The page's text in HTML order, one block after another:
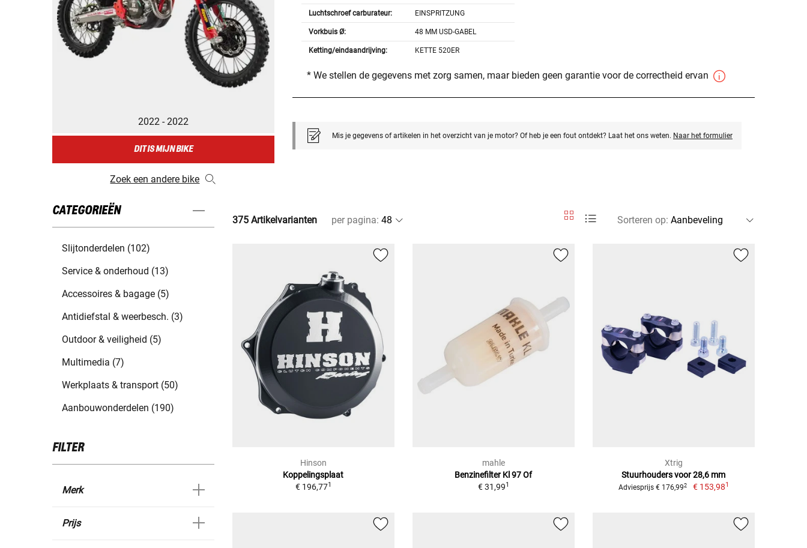
2022 - 2022
DIT IS MIJN BIKE
Zoek een andere bike
Luchtschroef carburateur: EINSPRITZUNG
Vorkbuis Ø: 48 MM USD-GABEL
Ketting/eindaandrijving: KETTE 520ER
* We stellen de gegevens met zorg samen, maar bieden geen garantie voor de correctheid ervan
Mis je gegevens of artikelen in het overzicht van je motor? Of heb je een fout ontdekt? Laat het ons weten. Naar het formulier
CATEGORIEËN
Slijtonderdelen (102)
Service & onderhoud (13)
Accessoires & bagage (5)
Antidiefstal & weerbesch. (3)
Outdoor & veiligheid (5)
Multimedia (7)
Werkplaats & transport (50)
Aanbouwonderdelen (190)
FILTER
Merk
Prijs
375 Artikelvarianten per pagina: Sorteren op:
Hinson
Koppelingsplaat
€ 196,771
mahle
Benzinefilter Kl 97 Of
€ 31,991
Xtrig
Stuurhouders voor 28,6 mm
Adviesprijs € 176,992 € 153,981